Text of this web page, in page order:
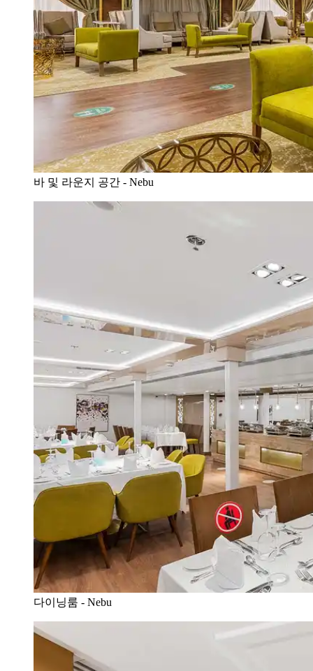
바 및 라운지 공간 - Nebu
다이닝룸 - Nebu